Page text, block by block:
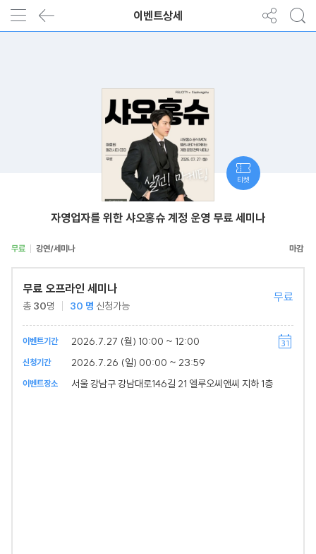
이벤트상세
자영업자를 위한 샤오홍슈 계정 운영 무료 세미나
무료 강연/세미나
무료 오프라인 세미나
총 30명 30 명 신청가능
무료
이벤트기간 2026.7.27 (월) 10:00 ~ 12:00
신청기간 2026.7.26 (일) 00:00 ~ 23:59
이벤트장소 서울 강남구 강남대로146길 21 엘루오씨앤씨 지하 1층
티켓